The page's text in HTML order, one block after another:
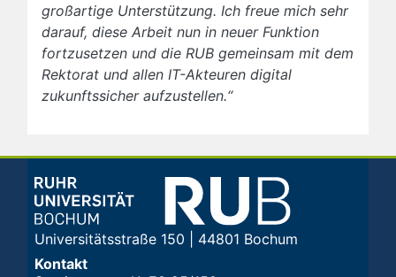
großartige Unterstützung. Ich freue mich sehr
darauf, diese Arbeit nun in neuer Funktion
fortzusetzen und die RUB gemeinsam mit dem
Rektorat und allen IT-Akteuren digital
zukunftssicher aufzustellen.“
Universitätsstraße 150 | 44801 Bochum
Kontakt